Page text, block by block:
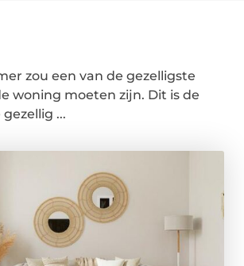
zou een van de gezelligste
woning moeten zijn. Dit is de
...